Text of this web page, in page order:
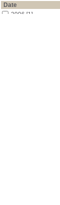
Date
2006 [1]